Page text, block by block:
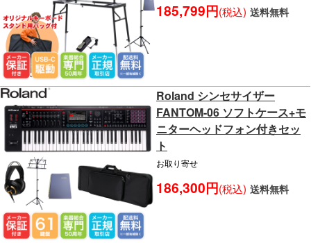
185,799円(税込) 送料無料
Roland シンセサイザー
FANTOM-06 ソフトケース+モ
ニターヘッドフォン付きセッ
ト
お取り寄せ
186,300円(税込) 送料無料